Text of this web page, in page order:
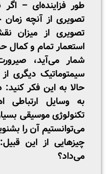
طور فزاینده‌ای –
تصویری از آنچه
تصویری از میزان
استعمار تمام و کمال
شمار می‌آید،
سیمتوماتیک دیگری
حالا به این فکر
به وسایل ارتباطی
تکنولوژی موسیقی
می‌توانستیم آن را
چیزهایی از این
می‌داد؟